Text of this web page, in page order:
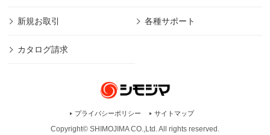
新規お取引 各種サポート
カタログ請求
プライバシーポリシー サイトマップ
Copyright© SHIMOJIMA CO.,Ltd. All rights reserved.